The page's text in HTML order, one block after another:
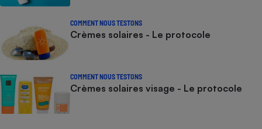
COMMENT NOUS TESTONS
Crèmes solaires - Le protocole
COMMENT NOUS TESTONS
Crèmes solaires visage - Le protocole